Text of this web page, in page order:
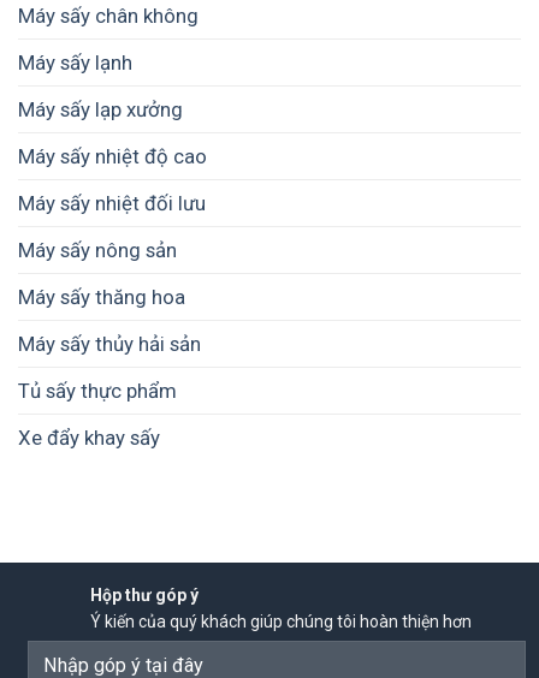
Máy sấy chân không
Máy sấy lạnh
Máy sấy lạp xưởng
Máy sấy nhiệt độ cao
Máy sấy nhiệt đối lưu
Máy sấy nông sản
Máy sấy thăng hoa
Máy sấy thủy hải sản
Tủ sấy thực phẩm
Xe đẩy khay sấy
Hộp thư góp ý
Ý kiến của quý khách giúp chúng tôi hoàn thiện hơn